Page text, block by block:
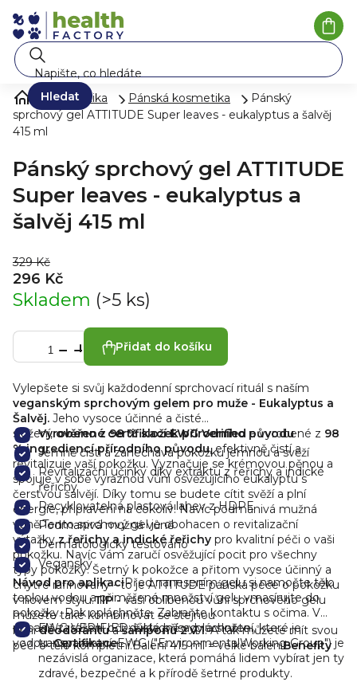
na
obsah
Hledat
Kosmetika Pánská kosmetika
Pánský
sprchový gel ATTITUDE Super leaves - eukalyptus a šalvěj
415 ml
Pánský sprchový gel ATTITUDE
Super leaves - eukalyptus a
šalvěj 415 ml
329 Kč
296 Kč
Skladem (>5 ks)
Přidat do košíku
Vylepšete si svůj každodenní sprchovací rituál s naším
veganským sprchovým gelem pro muže - Eukalyptus a
Šalvěj. Jeho vysoce účinné a čisté
složení,ověřené certifikací EWG Verified a vyrobené z 98
% ingrediencí přírodního původu, efektivně čistí a
revitalizuje vaší pokožku. Vyznačuje se krémovou pěnou a
spojuje v sobě výraznou vůni osvěžujícího eukalyptu s
čerstvou šalvějí. Díky tomu se budete cítit svěží a plní
energie, připraveni na cokoliv! Navíc podmanivá mužná
vůně.Tento sprchový gel je obohacen o revitalizační
výtažkyz řeřichy a indické řeřichy pro kvalitní péči o vaši
pokožku. Navíc vám zaručí osvěžující pocit pro všechny
typy pokožky. Šetrný k pokožce a přitom vysoce účinný a
chytře rafinovaný - to je ATTITUDE pánská péče o pokožku
v novém stylu.TIP -vaši oblíbenou vůni sprchového gelu
můžete také kombinovat se stejnou
vůnídeodorantuašamponu 2 v 1! A tak můžete mít svou
péči o tělo kompletní.Balení 415 ml = velké baleníBenefity
Vyrobeno z 98 % složek přírodního původu
Jemně čistí a zanechává pokožku jemnou a svěží
Revitalizační účinky díky extraktu z řeřichy a indické
řeřichy
Recyklovatelná plastová lahev z HDPE
Podmanivá mužná vůně
Dermatologicky testováno
Veganský
Návod pro aplikaciPřed nanesením gelu si namočte tělo
teplou vodou a přiměřené množství gelu vmasírujte do
pokožky. Pak opláchněte. Zabraňte kontaktu s očima. V
případě zasažení očí, důkladně vypláchněte
vodou.Certifikace
EWG VERIFIED: čisté přísady a složení, které je
transparentní. EWG ("EnvironmentalWorking Group") je
nezávislá organizace, která pomáhá lidem vybírat jen ty
zdravé, bezpečné a k přírodě šetrné produkty.